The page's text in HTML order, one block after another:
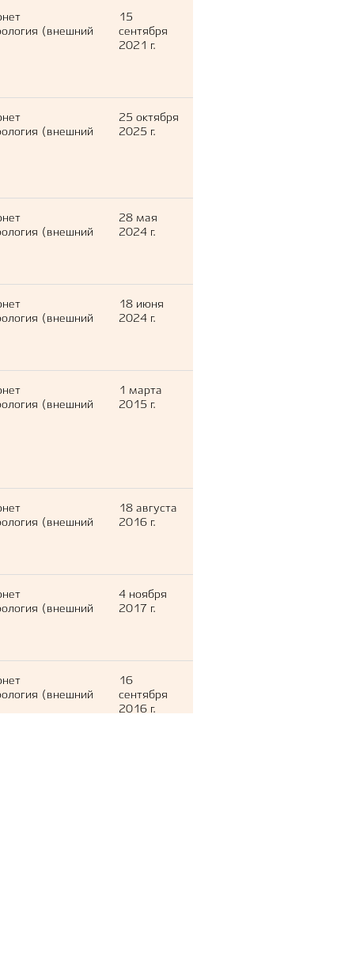
(внешний
15
сентября
2021 г.
(внешний
25 октября
2025 г.
(внешний
28 мая
2024 г.
(внешний
18 июня
2024 г.
(внешний
1 марта
2015 г.
(внешний
18 августа
2016 г.
(внешний
4 ноября
2017 г.
(внешний
16
сентября
2016 г.